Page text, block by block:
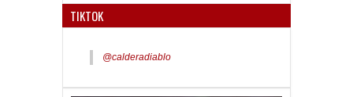
TIKTOK
@calderadiablo